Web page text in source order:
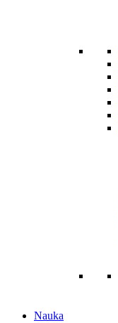
Nauka